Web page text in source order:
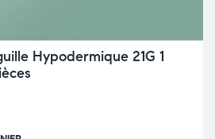
Hypodermique 21G 1